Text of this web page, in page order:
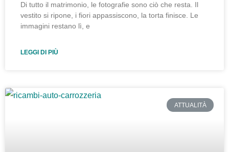
Di tutto il matrimonio, le fotografie sono ciò che resta. Il
vestito si ripone, i fiori appassiscono, la torta finisce. Le
immagini restano lì, e
LEGGI DI PIÙ
ATTUALITÀ